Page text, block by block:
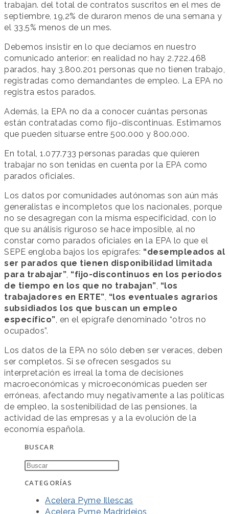
trabajan. del total de contratos suscritos en el mes de
septiembre, 19,2% de duraron menos de una semana y
el 33,5% menos de un mes.
Debemos insistir en lo que decíamos en nuestro
comunicado anterior: en realidad no hay 2.722.468
parados, hay 3.800.201 personas que no tienen trabajo,
registradas como demandantes de empleo. La EPA no
registra estos parados.
Además, la EPA no da a conocer cuántas personas
están contratadas como fijo-discontinuas. Estimamos
que pueden situarse entre 500.000 y 800.000.
En total, 1.077.733 personas paradas que quieren
trabajar no son tenidas en cuenta por la EPA como
parados oficiales.
Los datos por comunidades autónomas son aún más
generalistas e incompletos que los nacionales, porque
no se desagregan con la misma especificidad, con lo
que su análisis riguroso se hace imposible, al no
constar como parados oficiales en la EPA lo que el
SEPE engloba bajos los epígrafes: “desempleados al
ser parados que tienen disponibilidad limitada
para trabajar”, “fijo-discontinuos en los periodos
de tiempo en los que no trabajan”, “los
trabajadores en ERTE”, “los eventuales agrarios
subsidiados los que buscan un empleo
específico”, en el epígrafe denominado “otros no
ocupados”.
Los datos de la EPA no sólo deben ser veraces, deben
ser completos. Si se ofrecen sesgados su
interpretación es irreal la toma de decisiones
macroeconómicas y microeconómicas pueden ser
erróneas, afectando muy negativamente a las políticas
de empleo, la sostenibilidad de las pensiones, la
actividad de las empresas y a la evolución de la
economía española.
BUSCAR
CATEGORÍAS
Acelera Pyme Illescas
Acelera Pyme Madridejos